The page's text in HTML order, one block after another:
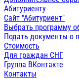
Абитуриенту
Сайт "Абитуриент"
Выбрать программу
Подать документы о
Стоимость
Для граждан СНГ
Группа ВКонтакте
Контакты